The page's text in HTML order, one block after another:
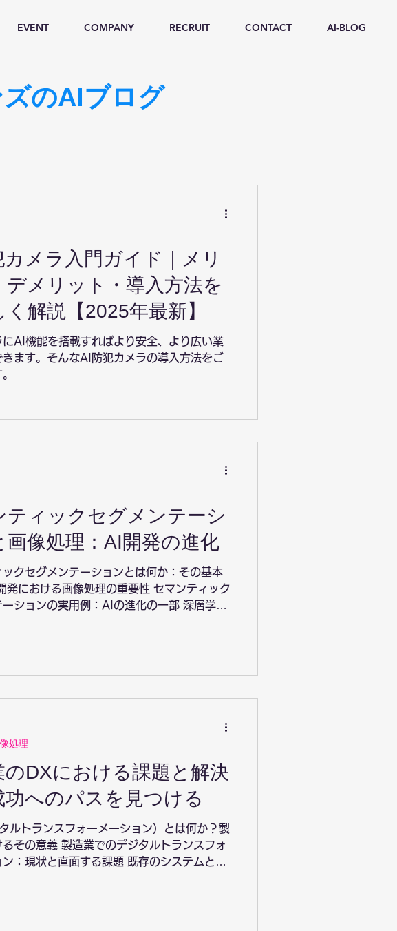
EVENT COMPANY RECRUIT CONTACT AI-BLOG
のAIブログ
メラ入門ガイド｜メリ
デメリット・導入方法を
解説【2025年最新】
にAI機能を搭載すればより安全、より広い業
きます。そんなAI防犯カメラの導入方法をご
ティックセグメンテーシ
画像処理：AI開発の進化
クセグメンテーションとは何か：その基本
発における画像処理の重要性 セマンティック
ションの実用例：AIの進化の一部 深層学習
のDXにおける課題と解決
功へのパスを見つける
ルトランスフォーメーション）とは何か？製
その意義 製造業でのデジタルトランスフォ
：現状と直面する課題 既存のシステムとの
処理